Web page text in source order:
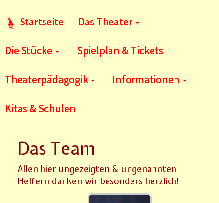
Startseite Das Theater
Die Stücke Spielplan & Tickets
Theaterpädagogik Informationen
Kitas & Schulen
Das Team
Allen hier ungezeigten & ungenannten
Helfern danken wir besonders herzlich!